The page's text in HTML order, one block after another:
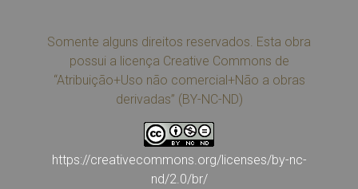
Somente alguns direitos reservados. Esta obra
possui a licença Creative Commons de
“Atribuição+Uso não comercial+Não a obras
derivadas” (BY-NC-ND)
https://creativecommons.org/licenses/by-nc-
nd/2.0/br/